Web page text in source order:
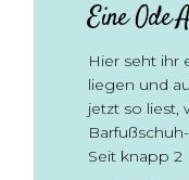
Eine Ode
Hier seht ihr
liegen und
jetzt so liest,
Seit knapp 2